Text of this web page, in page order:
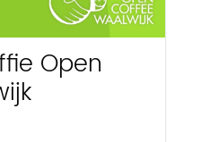
Open